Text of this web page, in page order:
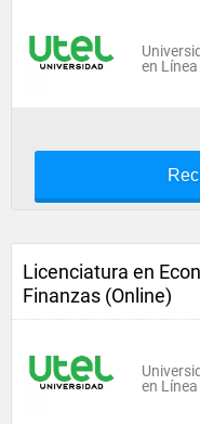
en
Licenciatura en
Finanzas (Online)
en